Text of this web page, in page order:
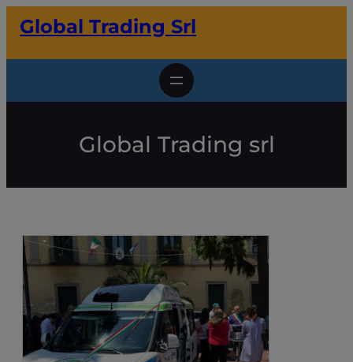
Global Trading Srl
Global Trading srl